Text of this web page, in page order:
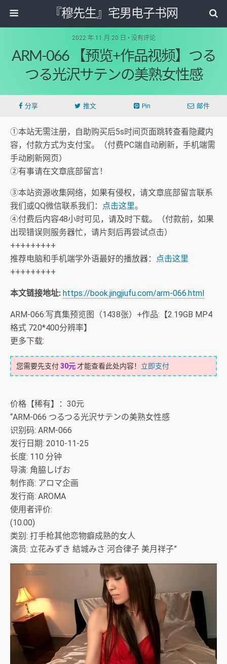
『穆先生』宅男电子书网
2022 年 11 月 20 日 • 没有评论
ARM-066 【预览+作品视频】つる
つる光沢サテンの美熟女性感
分享 推文 Pin 邮件
①本站无需注册，自助购买后5s时间页面跳转查看隐藏内
容，付款方式为支付宝。（付费PC端自动刷新，手机端需
手动刷新网页）
②有事请在文章底部留言！
③本站资源收集网络，如果有侵权，请文章底部留言联系
我们或QQ微信联系我们：
点击这里。
④付费后内容48小时可见，请及时下载。（付款前，如果
出现错误则服务器忙，请片刻后再尝试点击）
+++++++++
推荐电脑和手机端学外语最好的播放器：
点击这里
+++++++++
本文链接地址: https://book.jingjiufu.com/arm-066.html
ARM-066:写真集预览图（1438张）+作品:【2.19GB MP4
格式 720*400分辨率】
更多下载:
您需要先支付30元 才能查看此处内容！ 立即支付
价格【稀有】：30元
“ARM-066 つるつる光沢サテンの美熟女性感
识别码: ARM-066
发行日期: 2010-11-25
长度: 110 分钟
导演: 角脇しげお
制作商: アロマ企画
发行商: AROMA
使用者评价:
(10.00)
类别: 打手枪其他恋物癖成熟的女人
演员: 立花みずき 結城みさ 河合律子 美月祥子”